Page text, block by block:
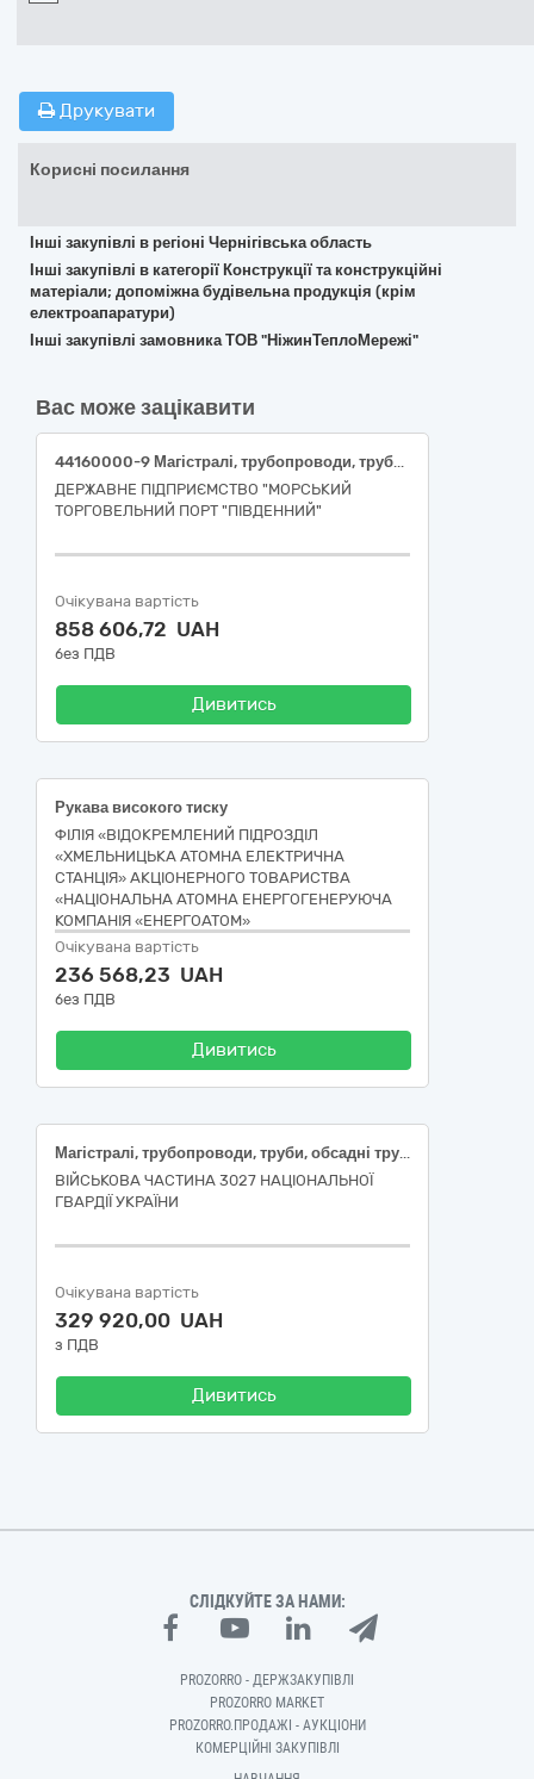
Друкувати
Корисні посилання
Інші закупівлі в регіоні Чернігівська область
Інші закупівлі в категорії Конструкції та конструкційні
матеріали; допоміжна будівельна продукція (крім
електроапаратури)
Інші закупівлі замовника ТОВ "НіжинТеплоМережі"
Вас може зацікавити
44160000-9 Магістралі, трубопроводи, труби, обсадні труби, тюбінги та супутні вироби
ДЕРЖАВНЕ ПІДПРИЄМСТВО "МОРСЬКИЙ
ТОРГОВЕЛЬНИЙ ПОРТ "ПІВДЕННИЙ"
Очікувана вартість
858 606,72 UAH
без ПДВ
Дивитись
Рукава високого тиску
ФІЛІЯ «ВІДОКРЕМЛЕНИЙ ПІДРОЗДІЛ
«ХМЕЛЬНИЦЬКА АТОМНА ЕЛЕКТРИЧНА
СТАНЦІЯ» АКЦІОНЕРНОГО ТОВАРИСТВА
«НАЦІОНАЛЬНА АТОМНА ЕНЕРГОГЕНЕРУЮЧА
КОМПАНІЯ «ЕНЕРГОАТОМ»
Очікувана вартість
236 568,23 UAH
без ПДВ
Дивитись
Магістралі, трубопроводи, труби, обсадні труби, тюбінги та супутні вироби
ВІЙСЬКОВА ЧАСТИНА 3027 НАЦІОНАЛЬНОЇ
ГВАРДІЇ УКРАЇНИ
Очікувана вартість
329 920,00 UAH
з ПДВ
Дивитись
СЛІДКУЙТЕ ЗА НАМИ:
PROZORRO - ДЕРЖЗАКУПІВЛІ
PROZORRO MARKET
PROZORRO.ПРОДАЖІ - АУКЦІОНИ
КОМЕРЦІЙНІ ЗАКУПІВЛІ